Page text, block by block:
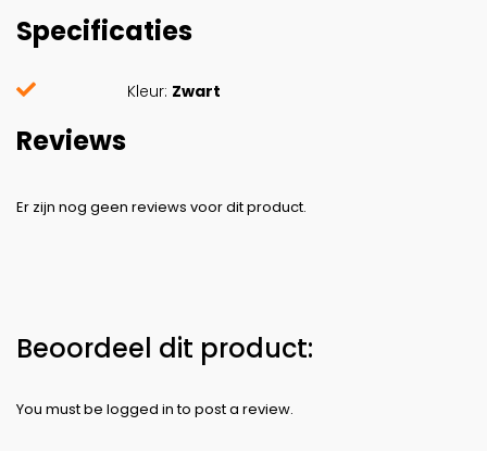
Specificaties
Kleur: Zwart
Reviews
You must be logged into post a review.